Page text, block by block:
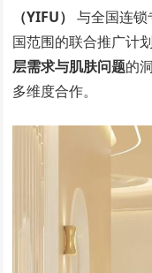
（YIFU） 与全国连
国范围的联合推广计
层需求与肌肤问题的
多维度合作。